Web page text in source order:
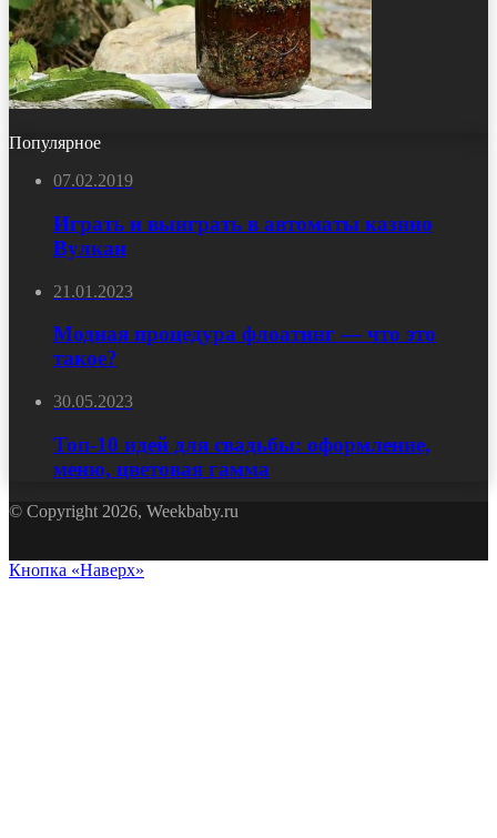
Популярное
07.02.2019
Играть и выиграть в автоматы казино
Вулкан
21.01.2023
Модная процедура флоатинг — что это
такое?
30.05.2023
Топ-10 идей для свадьбы: оформление,
меню, цветовая гамма
© Copyright 2026, Weekbaby.ru
Кнопка «Наверх»